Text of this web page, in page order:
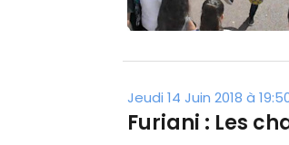
Jeudi 14 Juin 2018 à
Furiani : Les